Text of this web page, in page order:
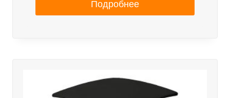
Подробнее